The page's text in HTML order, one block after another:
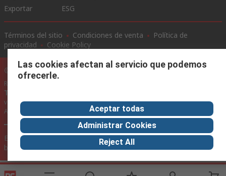
Exportar
ESG
Términos del sitio Condiciones de venta
Política de
privacidad
Cookie Policy
©RS Group Ltd. 2020
RS Group Ltda.
Teléfonos
ventas@rschile.cl
Ayuda
Este sitio web ha sido desarrollado por Catalogue solutions Ltd
bajo licencia por RS Group Ltd
Las cookies afectan al servicio que podemos
ofrecerle.
Aceptar todas
Administrar Cookies
Reject All